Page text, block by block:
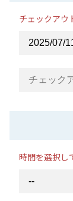
チェックアウ
時間を選択し